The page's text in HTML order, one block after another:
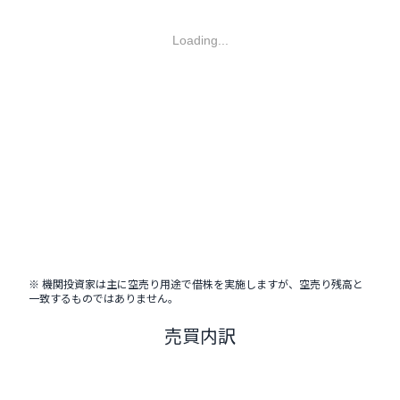
Loading...
※ 機関投資家は主に空売り用途で借株を実施しますが、空売り残高と
一致するものではありません。
売買内訳